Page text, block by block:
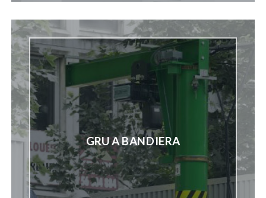
GRU A BANDIERA